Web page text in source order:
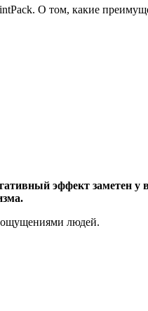
О том, какие
эффект заметен у
ощущениями людей.